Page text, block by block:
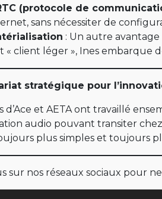
5
S
(protocole de
sans nécessiter de
: Un autre avantage
« client léger », Ines embarque
stratégique pour
d’Ace et AETA ont travaillé
audio pouvant transiter
plus simples et toujours
sur nos réseaux sociaux pour